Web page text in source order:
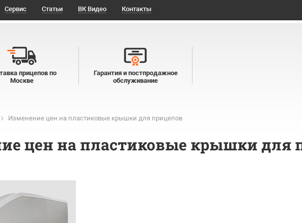
Сервис Статьи ВК Видео Контакты
прицепов по
Москве
Гарантия и постпродажное
обслуживание
Изменение цен на пластиковые крышки для прицепов
цен на пластиковые крышки для